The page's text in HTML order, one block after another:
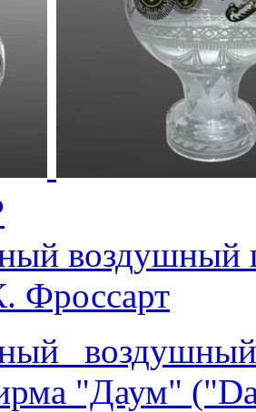
Фроссарт
"Даум"